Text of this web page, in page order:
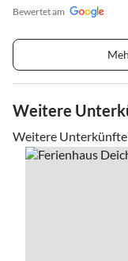
Bewertet am
Weitere
Weitere Unterkünfte